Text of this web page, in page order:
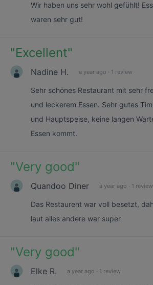
Wir haben uns sehr wohl gefühlt!
waren sehr gut!
"Excellent"
Nadine H. a year ago · 1 review
Sehr schönes Restaurant mit sehr
und leckerem Essen. Sehr gutes
und Hauptspeise, keine langen
Essen kommt.
"Very good"
Quandoo Diner a year ago · 1 review
Das Restaurent war voll besetzt,
laut alles andere war super
"Very good"
Elke R. a year ago · 1 review